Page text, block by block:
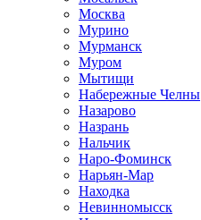
Москва
Мурино
Мурманск
Муром
Мытищи
Набережные Челны
Назарово
Назрань
Нальчик
Наро-Фоминск
Нарьян-Мар
Находка
Невинномысск